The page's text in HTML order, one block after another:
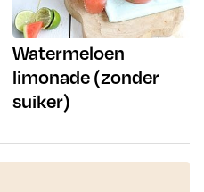
Watermeloen
limonade (zonder
suiker)